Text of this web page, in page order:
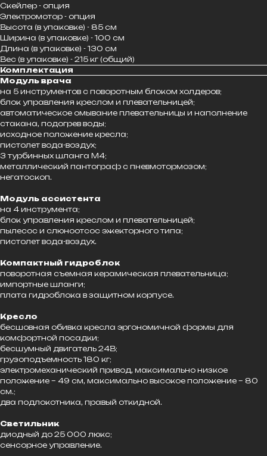
Скейлер - опция
Электромотор - опция
Высота (в упаковке) - 85 см
Ширина (в упаковке) - 100 см
Длина (в упаковке) - 130 см
Вес (в упаковке) - 215 кг (общий)
Комплектация
Модуль врача
на 5 инструментов с поворотным блоком холдеров;
блок управления креслом и плевательницей;
автоматическое омывание плевательницы и наполнение
стакана, подогрев воды;
исходное положение кресла;
пистолет вода-воздух;
3 турбинных шланга М4;
металлический пантограф с пневмотормозом;
негатоскоп.
Модуль ассистента
на 4 инструмента;
блок управления креслом и плевательницей;
пылесос и слюноотсос эжекторного типа;
пистолет вода-воздух.
Компактный гидроблок
поворотная съемная керамическая плевательница;
импортные шланги;
плата гидроблока в защитном корпусе.
Кресло
бесшовная обивка кресла эргономичной формы для
комфортной посадки;
бесшумный двигатель 24В;
грузоподъемность 180 кг;
электромеханический привод, максимально низкое
положение – 49 см, максимально высокое положение – 80
см.;
два подлокотника, правый откидной.
Светильник
диодный до 25 000 люкс;
сенсорное управление.